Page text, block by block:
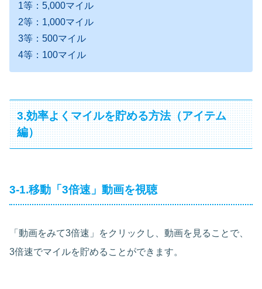
1等：5,000マイル
2等：1,000マイル
3等：500マイル
4等：100マイル
3.効率よくマイルを貯める方法（アイテム
編）
3-1.移動「3倍速」動画を視聴
「動画をみて3倍速」をクリックし、動画を見ることで、
3倍速でマイルを貯めることができます。